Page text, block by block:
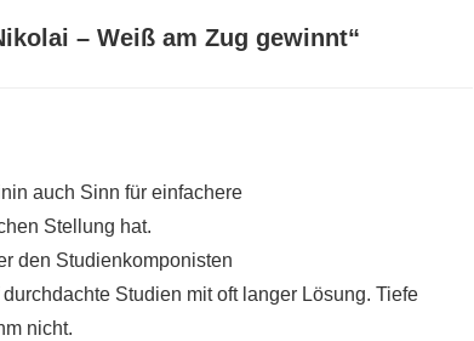
– Weiß am Zug gewinnt“
auch Sinn für einfachere
Stellung hat.
den Studienkomponisten
Studien mit oft langer Lösung. Tiefe
nicht.